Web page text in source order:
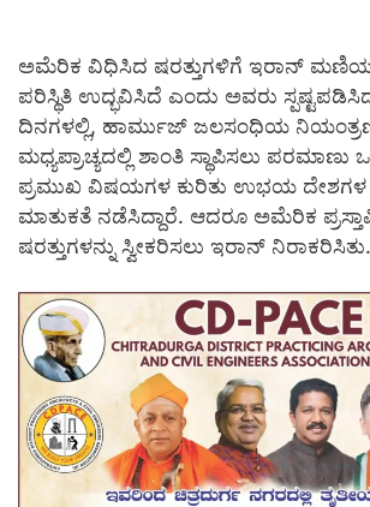
ಅಮೆರಿಕ ವಿಧಿಸಿದ ಷರತ್ತುಗಳಿಗೆ ಇರಾನ್
ಪರಿಸ್ಥಿತಿ ಉದ್ಭವಿಸಿದೆ ಎಂದು ಅವರು
ದಿನಗಳಲ್ಲಿ, ಹಾರ್ಮುಜ್ ಜಲಸಂಧಿಯ ನಿಯಂತ್ರಣ
ಮಧ್ಯಪ್ರಾಚ್ಯದಲ್ಲಿ ಶಾಂತಿ ಸ್ಥಾಪಿಸಲು ಪರಮಾಣು
ಪ್ರಮುಖ ವಿಷಯಗಳ ಕುರಿತು ಉಭಯ ದೇಶಗಳ
ಮಾತುಕತೆ ನಡೆಸಿದ್ದಾರೆ. ಆದರೂ ಅಮೆರಿಕ
ಷರತ್ತುಗಳನ್ನು ಸ್ವೀಕರಿಸಲು ಇರಾನ್ ನಿರಾಕರಿಸಿತು.